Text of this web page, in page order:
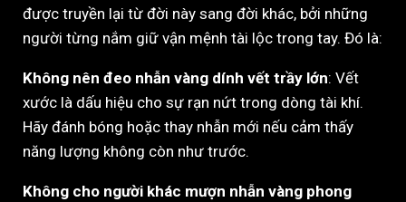
được truyền lại từ đời này sang đời khác, bởi những
người từng nắm giữ vận mệnh tài lộc trong tay. Đó là:
Không nên đeo nhẫn vàng dính vết trầy lớn: Vết
xước là dấu hiệu cho sự rạn nứt trong dòng tài khí.
Hãy đánh bóng hoặc thay nhẫn mới nếu cảm thấy
năng lượng không còn như trước.
Không cho người khác mượn nhẫn vàng phong